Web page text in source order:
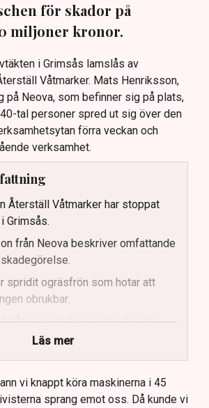
för skador på
miljoner kronor.
i Grimsås lamslås av
Våtmarker. Mats Henriksson,
på Neova, som befinner sig på plats,
tal personer spred ut sig över den
förra veckan och
verksamhet.
Återställ Våtmarker har stoppat
Grimsås.
från Neova beskriver omfattande
spridit ogräsfrön som hotar att
obrukbar.
från Svensk Torv varnar för ett
sabotage.
plats står maktlös inför
om finansiering av illegal aktivism.
Läs mer
vi knappt köra maskinerna i 45
sprang emot oss. Då kunde vi